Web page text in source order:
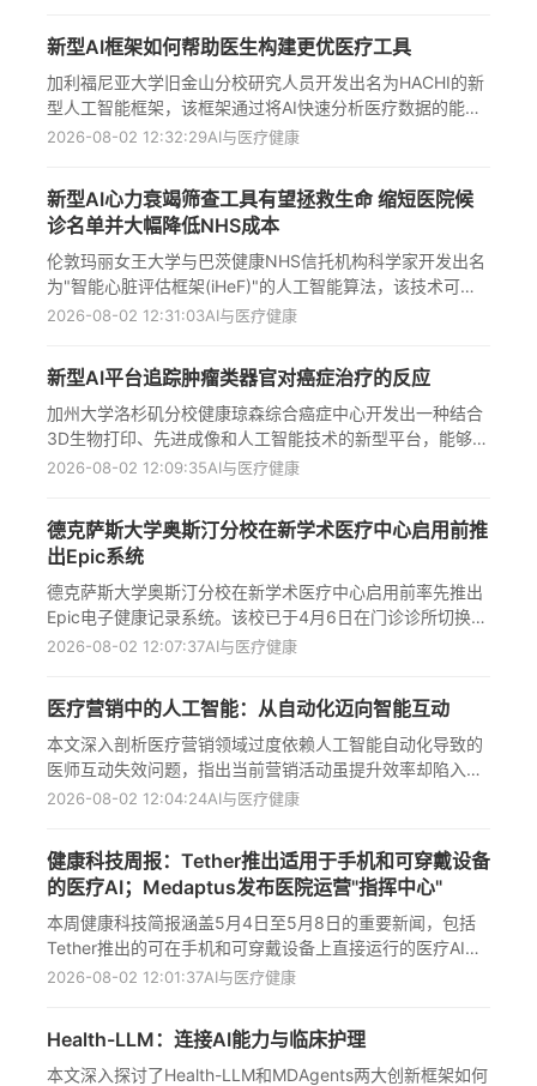
型成功识别出tfec和elf1等关键调控因子，并在斑马鱼神经
嵴细胞中验证了其预测能力，为理解发育生物学、癌症研究
和再生医学提供了革命性工具，标志着计算生物学与实验生
物学深度融合的新里程碑。
新型AI框架如何帮助医生构建更优医疗工具
加利福尼亚大学旧金山分校研究人员开发出名为HACHI的新
型人工智能框架，该框架通过将AI快速分析医疗数据的能力
与临床医生的专业判断相结合，帮助构建更透明、更可靠的
八小时）即可开发出强效模型，有望将通常需要数月的开发
过程大大缩短，为医疗AI领域带来革命性突破，使AI工具在
临床实践中更易被医生解读和信任。
2026-08-02 12:32:29AI与医疗健康
新型AI心力衰竭筛查工具有望拯救生命 缩短医院候
诊名单并大幅降低NHS成本
伦敦玛丽女王大学与巴茨健康NHS信托机构科学家开发出名
为"智能心脏评估框架(iHeF)"的人工智能算法，该技术可通
过常规心电图筛查心力衰竭，预计将减少70%不必要的超声
施可将候诊时间缩短60%以上，使数万疑似患者提前获得精
准诊断，同时优先救治高危患者，该项目将于2028年底前投
入临床应用，有望解决英国东部地区这一全英最高心脑血管
疾病发病率区域的诊疗瓶颈问题。
2026-08-02 12:31:03AI与医疗健康
新型AI平台追踪肿瘤类器官对癌症治疗的反应
加州大学洛杉矶分校健康琼森综合癌症中心开发出一种结合
3D生物打印、先进成像和人工智能技术的新型平台，能够精
确追踪患者来源的肿瘤类器官对癌症治疗的反应。该平台可
患者自身肿瘤细胞对药物的反应，该技术有望实现更精准的
个性化癌症治疗决策，尤其适用于罕见和难治性癌症患者，
标志着癌症精准医疗的重要进展。
2026-08-02 12:09:35AI与医疗健康
德克萨斯大学奥斯汀分校在新学术医疗中心启用前推
出Epic系统
德克萨斯大学奥斯汀分校在新学术医疗中心启用前率先推出
Epic电子健康记录系统。该校已于4月6日在门诊诊所切换至
这一系统，确保2030年前开放的新学术医疗中心能够从第
团队，还包括AI工具部署、财务管理系统和自动化工具等。
目前，UT Austin的MyChart已有近7,000名用户，占患者群
的近60%，约62%患者使用自助签到功能，平均注册时间不
到5分钟。
2026-08-02 12:07:37AI与医疗健康
医疗营销中的人工智能：从自动化迈向智能互动
本文深入剖析医疗营销领域过度依赖人工智能自动化导致的
医师互动失效问题，指出当前营销活动虽提升效率却陷入内
容同质化陷阱，强调必须转向基于临床场景的智能互动策
键节点提供精准资源，并揭示组织架构转型的必要性——需
打破医疗、市场与商业部门壁垒，建立以医师认知为核心的
成功衡量体系，最终实现从单纯品牌曝光到建立深度专业信
任的范式转变，为医疗健康行业数字化营销提供系统性升级
路径。
2026-08-02 12:04:24AI与医疗健康
健康科技周报：Tether推出适用于手机和可穿戴设备
的医疗AI；Medaptus发布医院运营"指挥中心"
本周健康科技简报涵盖5月4日至5月8日的重要新闻，包括
Tether推出的可在手机和可穿戴设备上直接运行的医疗AI模
型QVAC MedPsy、Elation Health整合美国心脏协会的心血
为医院医学推出整合电子健康记录的24/7运营"指挥中心"，
这些创新展现了医疗AI技术在效率提升、临床决策支持和医
2026-08-02 12:01:37AI与医疗健康
Health-LLM：连接AI能力与临床护理
本文深入探讨了Health-LLM和MDAgents两大创新框架如何